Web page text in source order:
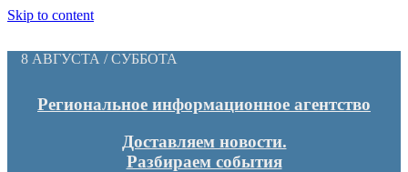
Skip to content
8 АВГУСТА / СУББОТА
Региональное информационное агентство
Доставляем новости.
Разбираем события